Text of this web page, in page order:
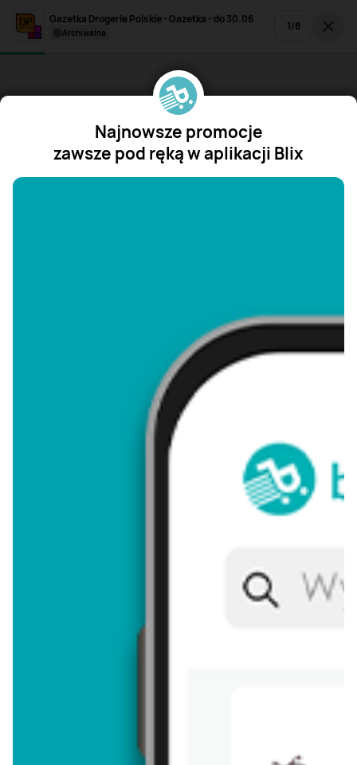
Gazetka Drogerie Polskie - Gazetka - do 30.06
archiwalna 1/8
Najnowsze promocje
zawsze pod ręką w aplikacji Blix
"/>